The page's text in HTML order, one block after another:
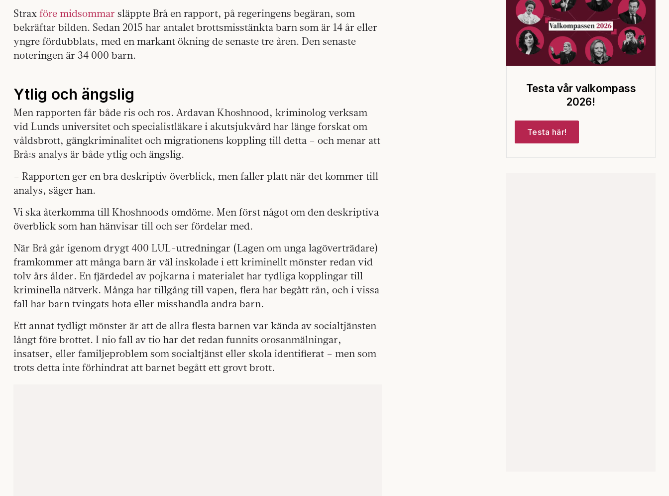
Strax före midsommar släppte Brå en rapport, på regeringens begäran, som
bekräftar bilden. Sedan 2015 har antalet brottsmisstänkta barn som är 14 år eller
yngre fördubblats, med en markant ökning de senaste tre åren. Den senaste
noteringen är 34 000 barn.
Ytlig och ängslig
Men rapporten får både ris och ros. Ardavan Khoshnood, kriminolog verksam
vid Lunds universitet och specialistläkare i akutsjukvård har länge forskat om
våldsbrott, gängkriminalitet och migrationens koppling till detta – och menar att
Brå:s analys är både ytlig och ängslig.
– Rapporten ger en bra deskriptiv överblick, men faller platt när det kommer till
analys, säger han.
Vi ska återkomma till Khoshnoods omdöme. Men först något om den deskriptiva
överblick som han hänvisar till och ser fördelar med.
När Brå går igenom drygt 400 LUL-utredningar (Lagen om unga lagöverträdare)
framkommer att många barn är väl inskolade i ett kriminellt mönster redan vid
tolv års ålder. En fjärdedel av pojkarna i materialet har tydliga kopplingar till
kriminella nätverk. Många har tillgång till vapen, flera har begått rån, och i vissa
fall har barn tvingats hota eller misshandla andra barn.
Ett annat tydligt mönster är att de allra flesta barnen var kända av socialtjänsten
långt före brottet. I nio fall av tio har det redan funnits orosanmälningar,
insatser, eller familjeproblem som socialtjänst eller skola identifierat – men som
trots detta inte förhindrat att barnet begått ett grovt brott.
Testa vår valkompass
2026!
Testa här!